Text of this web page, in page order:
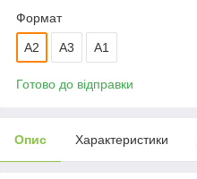
Формат
A2 A3 А1
Готово до відправки
Опис Характеристики